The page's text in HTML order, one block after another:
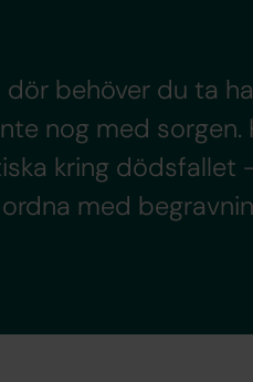
behöver du ta
nog med sorgen.
kring
med